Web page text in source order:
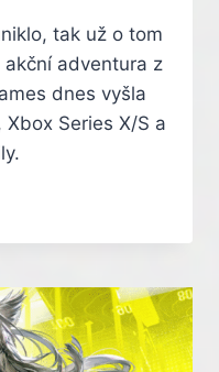
tak už o tom
adventura z
dnes vyšla
Series X/S a